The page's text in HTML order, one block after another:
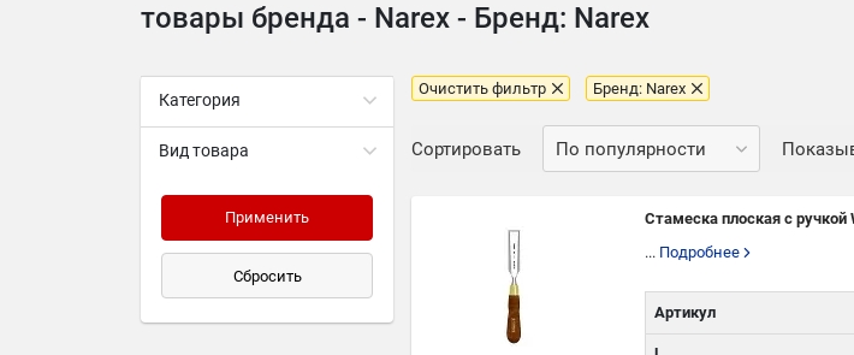
товары бренда - Narex - Бренд: Narex
Категория
Вид товара
Применить
Сбросить
Очистить фильтр Бренд: Narex
Сортировать
Стамеска плоская с ручкой
... Подробнее
Артикул